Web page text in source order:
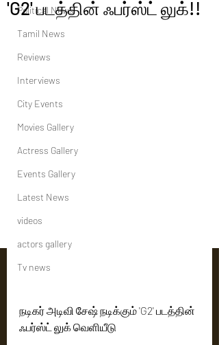
Political News
Tamil News
Reviews
Interviews
City Events
Movies Gallery
Actress Gallery
Events Gallery
Latest News
videos
actors gallery
Tv news
'G2' படத்தின் ஃபர்ஸ்ட் லுக்!!
நடிகர் அடிவி சேஷ் நடிக்கும் 'G2' படத்தின்
ஃபர்ஸ்ட் லுக் வெளியீடு